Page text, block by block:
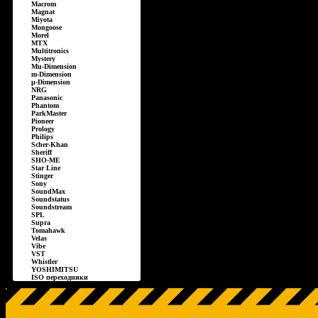
Macrom
Magnat
Miyota
Mongoose
Morel
MTX
Multitronics
Mystery
Mu-Dimension
m-Dimension
µ-Dimension
NRG
Panasonic
Phantom
ParkMaster
Pioneer
Prology
Philips
Scher-Khan
Sheriff
SHO-ME
Star Line
Stinger
Sony
SoundMax
Soundstatus
Soundstream
SPL
Supra
Tomahawk
Velas
Vibe
VST
Whistler
YOSHIMITSU
ISO переходники